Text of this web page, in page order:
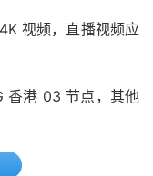
视频，直播视频应
香港 03 节点，其他